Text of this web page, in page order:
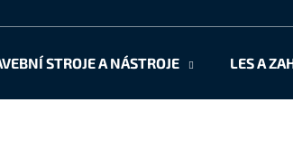
STROJE A NÁSTROJE LES A
Co potřebujete najít?